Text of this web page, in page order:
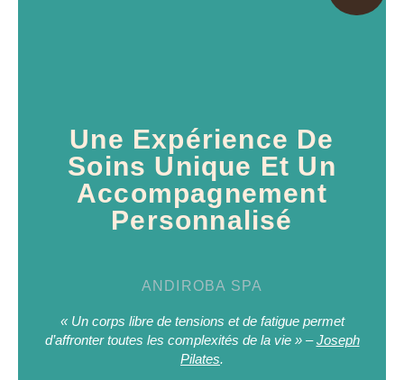
Une Expérience De
Soins Unique Et Un
Accompagnement
Personnalisé
ANDIROBA SPA
« Un corps libre de tensions et de fatigue permet
d’affronter toutes les complexités de la vie » –Joseph
Pilates.